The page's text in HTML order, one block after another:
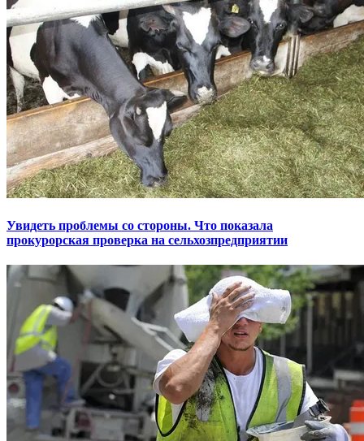
Увидеть проблемы со стороны. Что показала
прокурорская проверка на сельхозпредприятии